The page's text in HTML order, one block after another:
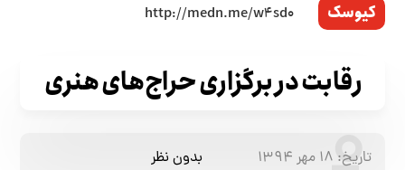
کیوسک
رقابت در برگزاری حراج‌های هنری
تاریخ: ۱۸ مهر ۱۳۹۴ بدون نظر